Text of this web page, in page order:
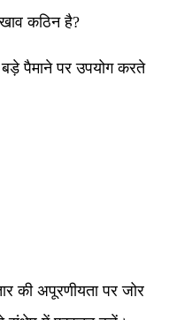
कठिन है?
पैमाने पर उपयोग करते
की अपूरणीयता पर जोर